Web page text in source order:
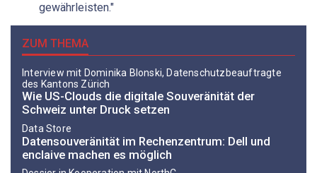
gewährleisten."
ZUM THEMA
Interview mit Do­mi­ni­ka Blon­ski, Datenschutzbeauftragte
des Kantons Zürich
Wie US-Clouds die digitale Souveränität der
Schweiz unter Druck setzen
Data Store
Datensouveränität im Rechenzentrum: Dell und
enclaive machen es möglich